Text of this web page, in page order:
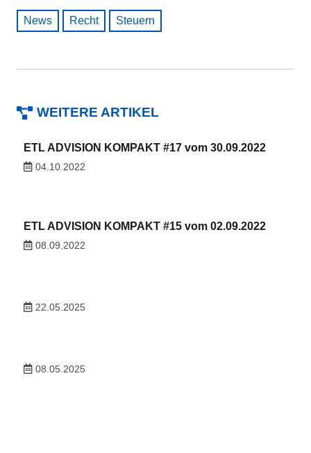
News Recht Steuern
WEITERE ARTIKEL
ETL ADVISION KOMPAKT #17 vom 30.09.2022
04.10.2022
ETL ADVISION KOMPAKT #15 vom 02.09.2022
08.09.2022
22.05.2025
08.05.2025